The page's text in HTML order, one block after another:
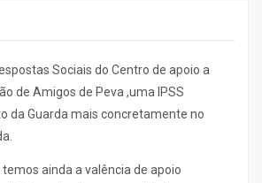
Sociais do Centro de apoio a
de Amigos de Peva ,uma IPSS
da Guarda mais concretamente no
ainda a valência de apoio